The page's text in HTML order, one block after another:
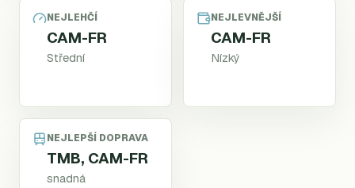
NEJLEHČÍ
CAM-FR
Střední
NEJLEVNĚJŠÍ
CAM-FR
Nízký
NEJLEPŠÍ DOPRAVA
TMB, CAM-FR
snadná